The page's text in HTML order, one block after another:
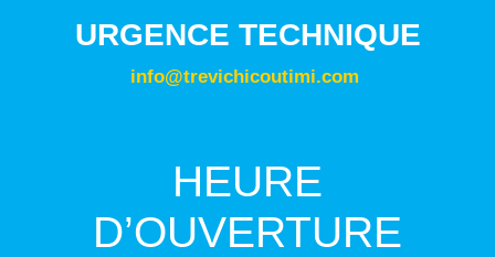
URGENCE TECHNIQUE
info@trevichicoutimi.com
HEURE
D’OUVERTURE